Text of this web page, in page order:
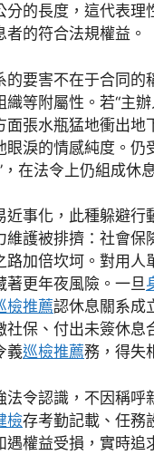
分的長度，這代表理
的符合法規權益。
的要害不在于合同的
織等附屬性。若“主
面張水瓶猛地衝出地
眼淚的情感純度。仍
在法令上仍組成休
近事化，此種躲避行
維護被排擠：社會保
路加倍坎坷。對用人
著更年夜風險。一旦
檢推薦認休息關系成
社保、付出未簽休息
義巡檢推薦務，得失
法令認識，不因稱呼
檢存考勤記載、任務
遇權益受損，實時追